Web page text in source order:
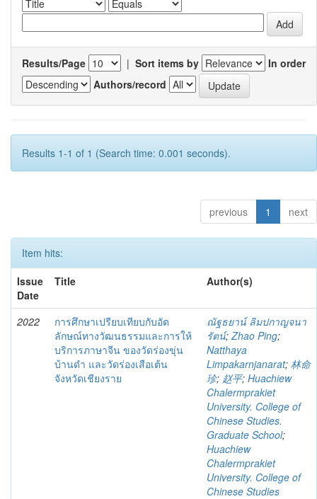
Results/Page | Sort items by
In order
Authors/record
Results 1-1 of 1 (Search time: 0.001 seconds).
previous 1 next
Item hits:
Issue
Date
Title Author(s)
2022
การศึกษาเปรียบเทียบกับอัต
ลักษณ์ทางวัฒนธรรมและการให้
บริการภาษาจีน ของวัดร่องขุ่น
บ้านดำ และวัดร่องเสือเต้น
จังหวัดเชียงราย
ณัฐธยาน์ ลิมปกาญจนา
รัตน์;Zhao Ping;
Natthaya
Limpakarnjanarat; 林命
珍; 赵平; Huachiew
Chalermprakiet
University. College of
Chinese Studies.
Graduate School;
Huachiew
Chalermprakiet
University. College of
Chinese Studies